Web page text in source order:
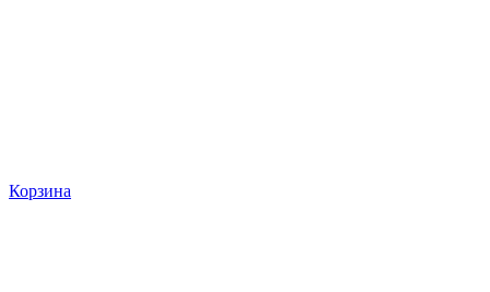
Корзина